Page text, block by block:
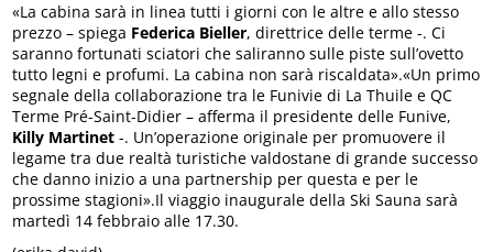
«La cabina sarà in linea tutti i giorni con le altre e allo stesso
prezzo – spiega Federica Bieller, direttrice delle terme -. Ci
saranno fortunati sciatori che saliranno sulle piste sull’ovetto
tutto legni e profumi. La cabina non sarà riscaldata».«Un primo
segnale della collaborazione tra le Funivie di La Thuile e QC
Terme Pré-Saint-Didier – afferma il presidente delle Funive,
Killy Martinet -. Un’operazione originale per promuovere il
legame tra due realtà turistiche valdostane di grande successo
che danno inizio a una partnership per questa e per le
prossime stagioni».Il viaggio inaugurale della Ski Sauna sarà
martedì 14 febbraio alle 17.30.